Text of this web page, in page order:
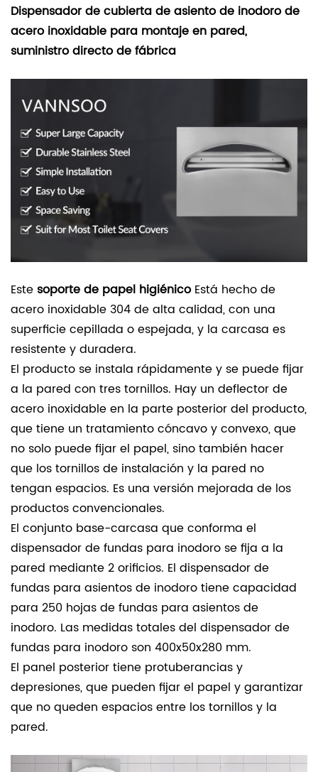
Dispensador de cubierta de asiento de inodoro de
acero inoxidable para montaje en pared,
suministro directo de fábrica
Este soporte de papel higiénicoEstá hecho de
acero inoxidable 304 de alta calidad, con una
superficie cepillada o espejada, y la carcasa es
resistente y duradera.
El producto se instala rápidamente y se puede fijar
a la pared con tres tornillos. Hay un deflector de
acero inoxidable en la parte posterior del producto,
que tiene un tratamiento cóncavo y convexo, que
no solo puede fijar el papel, sino también hacer
que los tornillos de instalación y la pared no
tengan espacios. Es una versión mejorada de los
productos convencionales.
El conjunto base-carcasa que conforma el
dispensador de fundas para inodoro se fija a la
pared mediante 2 orificios. El dispensador de
fundas para asientos de inodoro tiene capacidad
para 250 hojas de fundas para asientos de
inodoro. Las medidas totales del dispensador de
fundas para inodoro son 400x50x280 mm.
El panel posterior tiene protuberancias y
depresiones, que pueden fijar el papel y garantizar
que no queden espacios entre los tornillos y la
pared.